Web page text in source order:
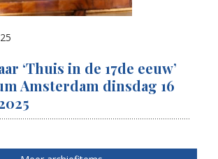
‘Thuis in de 17de eeuw’
Amsterdam dinsdag 16